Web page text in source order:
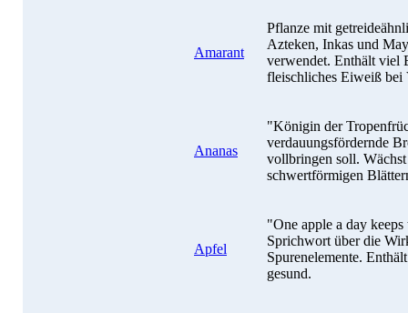
Amarant
Pflanze mit
Azteken, Inkas und
verwendet. Enthält viel
fleischliches Eiweiß bei
Ananas
"Königin der
verdauungsfördernde
vollbringen soll.
schwertförmigen
Apfel
"One apple a day
Sprichwort über die
Spurenelemente.
gesund.